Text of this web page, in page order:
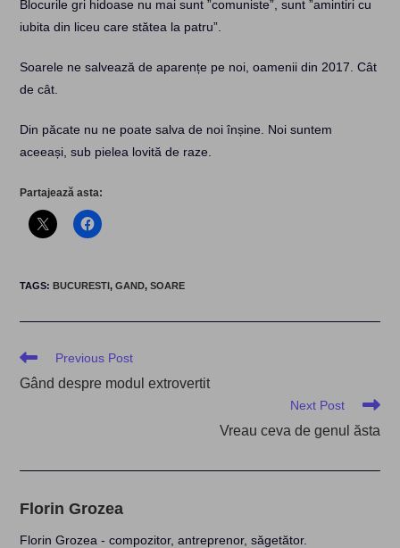
Blocurile gri hidoase nu mai sunt ”comuniste”, sunt ”amintiri cu
iubita din liceu care stătea la patru”.
Soarele ne salvează de aparențe pe noi, oamenii din 2017. Cât
de cât.
Din păcate nu ne poate salva de noi înșine. Noi suntem
aceeași, sub pielea lovită de raze.
Partajează asta:
TAGS:BUCURESTI, GAND, SOARE
Read
articles
Previous Post
Gând despre modul extrovertit
Next Post
Vreau ceva de genul ăsta
Florin Grozea
Florin Grozea - compozitor, antreprenor, săgetător.